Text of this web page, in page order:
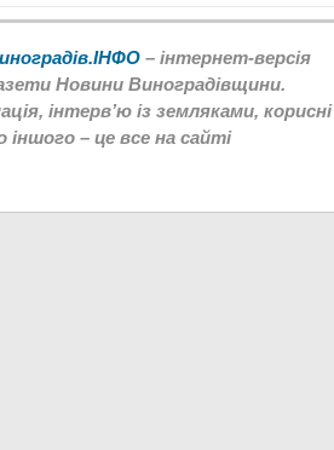
– інтернет-версія
Новини Виноградівщини.
інтерв’ю із земляками, корисні
іншого – це все на сайті